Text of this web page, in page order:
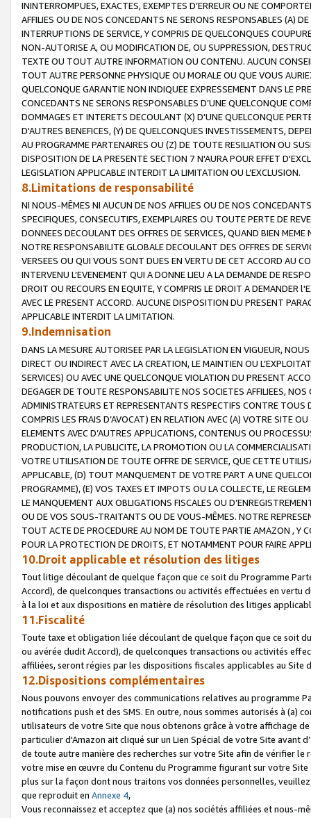
ININTERROMPUES, EXACTES, EXEMPTES D’ERREUR OU NE
AFFILIES OU DE NOS CONCEDANTS NE SERONS RESPONSABLES (A)
INTERRUPTIONS DE SERVICE, Y COMPRIS DE QUELCONQUES
NON-AUTORISE A, OU MODIFICATION DE, OU SUPPRESSION,
TEXTE OU TOUT AUTRE INFORMATION OU CONTENU. AUCUN
TOUT AUTRE PERSONNE PHYSIQUE OU MORALE OU QUE VOUS
QUELCONQUE GARANTIE NON INDIQUEE EXPRESSEMENT DANS LE
CONCEDANTS NE SERONS RESPONSABLES D’UNE QUELCONQUE
DOMMAGES ET INTERETS DECOULANT (X) D'UNE QUELCONQUE
D'AUTRES BENEFICES, (Y) DE QUELCONQUES INVESTISSEMENTS,
AU PROGRAMME PARTENAIRES OU (Z) DE TOUTE RESILIATION OU
DISPOSITION DE LA PRESENTE SECTION 7 N'AURA POUR EFFET
LEGISLATION APPLICABLE INTERDIT LA LIMITATION OU L’EXCLUSION.
8.Limitations de responsabilité
NI NOUS-MÊMES NI AUCUN DE NOS AFFILIES OU DE NOS
SPECIFIQUES, CONSECUTIFS, EXEMPLAIRES OU TOUTE PERTE DE
DONNEES DECOULANT DES OFFRES DE SERVICES, QUAND BIEN
NOTRE RESPONSABILITE GLOBALE DECOULANT DES OFFRES DE
VERSEES OU QUI VOUS SONT DUES EN VERTU DE CET ACCORD AU
INTERVENU L’EVENEMENT QUI A DONNE LIEU A LA DEMANDE DE
DROIT OU RECOURS EN EQUITE, Y COMPRIS LE DROIT A DEMANDER
AVEC LE PRESENT ACCORD. AUCUNE DISPOSITION DU PRESENT
APPLICABLE INTERDIT LA LIMITATION.
9.Indemnisation
DANS LA MESURE AUTORISEE PAR LA LEGISLATION EN VIGUEUR,
DIRECT OU INDIRECT AVEC LA CREATION, LE MAINTIEN OU
SERVICES) OU AVEC UNE QUELCONQUE VIOLATION DU PRESENT
DEGAGER DE TOUTE RESPONSABILITE NOS SOCIETES AFFILIEES,
ADMINISTRATEURS ET REPRESENTANTS RESPECTIFS CONTRE
COMPRIS LES FRAIS D’AVOCAT) EN RELATION AVEC (A) VOTRE SITE
ELEMENTS AVEC D’AUTRES APPLICATIONS, CONTENUS OU
PRODUCTION, LA PUBLICITE, LA PROMOTION OU LA
VOTRE UTILISATION DE TOUTE OFFRE DE SERVICE, QUE CETTE
APPLICABLE, (D) TOUT MANQUEMENT DE VOTRE PART A UNE
PROGRAMME), (E) VOS TAXES ET IMPOTS OU LA COLLECTE, LE
LE MANQUEMENT AUX OBLIGATIONS FISCALES OU
OU DE VOS SOUS-TRAITANTS OU DE VOUS-MÊMES. NOTRE
TOUT ACTE DE PROCEDURE AU NOM DE TOUTE PARTIE AMAZON , Y
POUR LA PROTECTION DE DROITS, ET NOTAMMENT POUR FAIRE
10.Droit applicable et résolution des litiges
Tout litige découlant de quelque façon que ce soit du Programme
Accord), de quelconques transactions ou activités effectuées en vertu
à la loi et aux dispositions en matière de résolution des litiges
11.Fiscalité
Toute taxe et obligation liée découlant de quelque façon que ce soit
ou avérée dudit Accord), de quelconques transactions ou activités
affiliées, seront régies par les dispositions fiscales applicables au Site
12.Dispositions complémentaires
Nous pouvons envoyer des communications relatives au programme
notifications push et des SMS. En outre, nous sommes autorisés à
utilisateurs de votre Site que nous obtenons grâce à votre affichage
particulier d'Amazon ait cliqué sur un Lien Spécial de votre Site avant
de toute autre manière des recherches sur votre Site afin de vérifier
votre mise en œuvre du Contenu du Programme figurant sur votre
plus sur la façon dont nous traitons vos données personnelles,
que reproduit en Annexe 4,
Vous reconnaissez et acceptez que (a) nos sociétés affiliées et nous-